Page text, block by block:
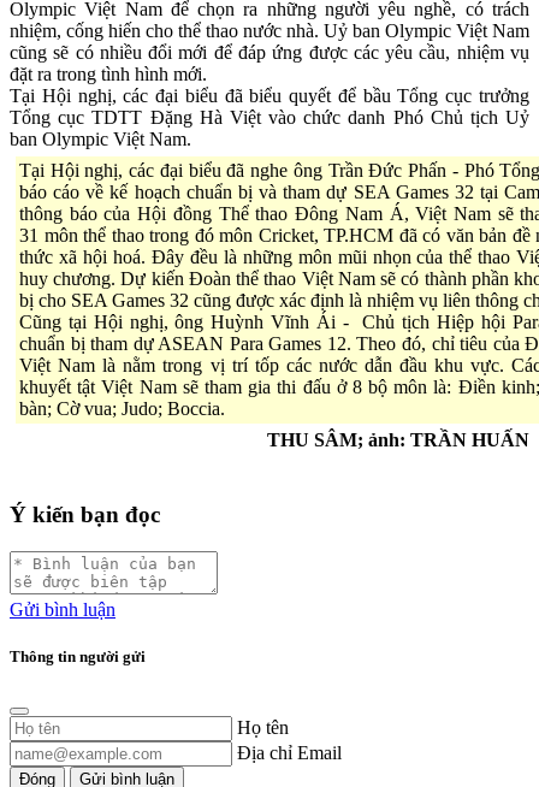
Olympic Việt Nam để chọn ra những người yêu nghề, có trách
nhiệm, cống hiến cho thể thao nước nhà. Uỷ ban Olympic Việt Nam
cũng sẽ có nhiều đổi mới để đáp ứng được các yêu cầu, nhiệm vụ
đặt ra trong tình hình mới.
Tại Hội nghị, các đại biểu đã biểu quyết để bầu Tổng cục trưởng
Tổng cục TDTT Đặng Hà Việt vào chức danh Phó Chủ tịch Uỷ
ban Olympic Việt Nam.
Tại Hội nghị, các đại biểu đã nghe ông Trần Đức Phấn - Phó
báo cáo về kế hoạch chuẩn bị và tham dự SEA Games 32 tại
thông báo của Hội đồng Thể thao Đông Nam Á, Việt Nam sẽ
31 môn thể thao trong đó môn Cricket, TP.HCM đã có văn bản
thức xã hội hoá. Đây đều là những môn mũi nhọn của thể thao
huy chương. Dự kiến Đoàn thể thao Việt Nam sẽ có thành phần
bị cho SEA Games 32 cũng được xác định là nhiệm vụ liên thông
Cũng tại Hội nghị, ông Huỳnh Vĩnh Ái - Chủ tịch Hiệp hội
chuẩn bị tham dự ASEAN Para Games 12. Theo đó, chỉ tiêu của
Việt Nam là nằm trong vị trí tốp các nước dẫn đầu khu vực.
khuyết tật Việt Nam sẽ tham gia thi đấu ở 8 bộ môn là: Điền
bàn; Cờ vua; Judo; Boccia.
THU SÂM; ảnh: TRẦN HUẤN
Ý kiến bạn đọc
Gửi bình luận
Thông tin người gửi
Họ tên
Địa chỉ Email
Đóng Gửi bình luận